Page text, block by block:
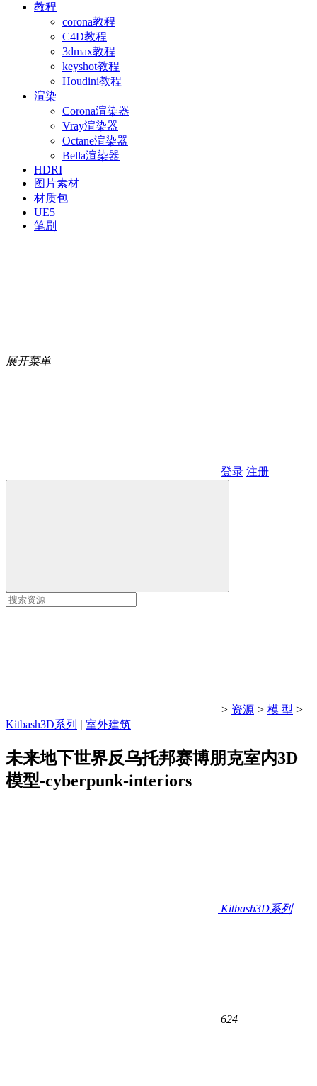
教程
corona教程
C4D教程
3dmax教程
keyshot教程
Houdini教程
渲染
Corona渲染器
Vray渲染器
Octane渲染器
Bella渲染器
HDRI
图片素材
材质包
UE5
笔刷
展开菜单
登录 注册
> 资源 > 模 型 >
Kitbash3D系列 | 室外建筑
未来地下世界反乌托邦赛博朋克室内3D
模型-cyberpunk-interiors
Kitbash3D系列
624